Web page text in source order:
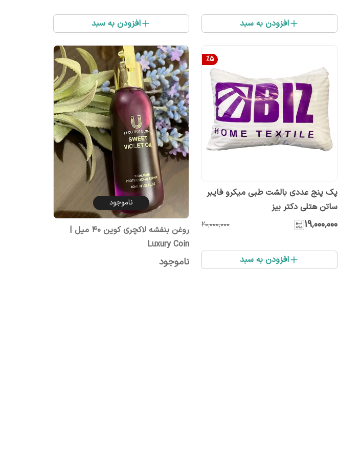
افزودن به سبد افزودن به سبد
%5
پک پنج عددی بالشت طبی میکرو فایبر
ساتن هتلی دکتر بیز
۱۹٬۰۰۰٬۰۰۰ ۲۰٬۰۰۰٬۰۰۰
افزودن به سبد
ناموجود
روغن بنفشه لاکچری کوین 40 میل |
Luxury Coin
ناموجود